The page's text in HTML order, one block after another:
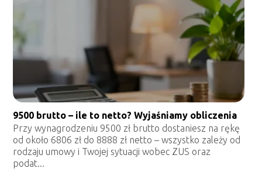
9500 brutto – ile to netto? Wyjaśniamy obliczenia
Przy wynagrodzeniu 9500 zł brutto dostaniesz na rękę
od około 6806 zł do 8888 zł netto – wszystko zależy od
rodzaju umowy i Twojej sytuacji wobec ZUS oraz
podat...